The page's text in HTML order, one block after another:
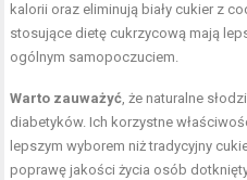
kalorii oraz eliminują biały cukier z
stosujące dietę cukrzycową mają
ogólnym samopoczuciem.
Warto zauważyć, że naturalne
diabetyków. Ich korzystne
lepszym wyborem niż tradycyjny
poprawę jakości życia osób